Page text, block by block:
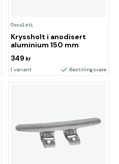
Osculati
Kryssholt i anodisert
aluminium 150 mm
349 kr
1 variant Bestillingsvare